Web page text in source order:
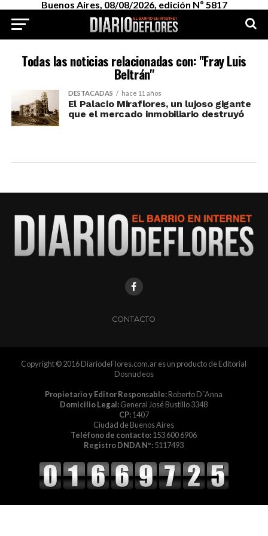
Buenos Aires, 08/08/2026, edición Nº 5817
Todas las noticias relacionadas con: "Fray Luis
Beltrán"
DESTACADAS hace 11 años
El Palacio Miraflores, un lujoso gigante
que el mercado inmobiliario destruyó
CONTACTO
Copyright © 2016 DiariodeFlores.com.ar es un producto de Editorial
Dosnucleos
Propietario y Editor Responsable:Roberto D´Anna
Domicilio Legal:General José Bustillo 3348
CP:1407
Ciudad de Buenos Aires
Teléfono de contacto:153 600 6906
Registro DNDA Nº:5117493